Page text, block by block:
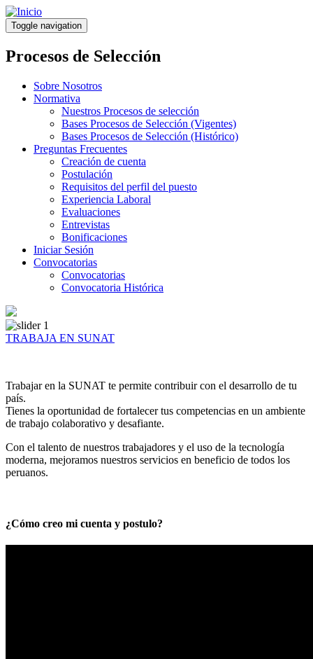
Pasar
al
contenido
principal
Toggle navigation
Procesos de Selección
Sobre Nosotros
Normativa
Nuestros Procesos de selección
Bases Procesos de Selección (Vigentes)
Bases Procesos de Selección (Histórico)
Preguntas Frecuentes
Creación de cuenta
Postulación
Requisitos del perfil del puesto
Experiencia Laboral
Evaluaciones
Entrevistas
Bonificaciones
Iniciar Sesión
Convocatorias
Convocatorias
Convocatoria Histórica
TRABAJA EN SUNAT
Trabajar en la SUNAT te permite contribuir con el desarrollo de tu
país.
Tienes la oportunidad de fortalecer tus competencias en un ambiente
de trabajo colaborativo y desafiante.
Con el talento de nuestros trabajadores y el uso de la tecnología
moderna, mejoramos nuestros servicios en beneficio de todos los
peruanos.
¿Cómo creo mi cuenta y postulo?